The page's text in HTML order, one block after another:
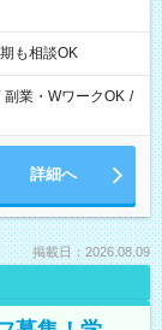
も相談OK
副業・WワークOK /
詳細へ
掲載日：2026.08.09